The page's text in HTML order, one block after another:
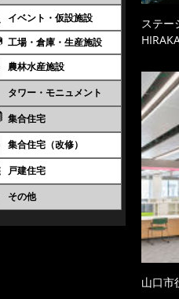
イベント・仮設施設
工場・倉庫・生産施設
農林水産施設
タワー・モニュメント
集合住宅
集合住宅（改修）
戸建住宅
その他
ステー
山口市